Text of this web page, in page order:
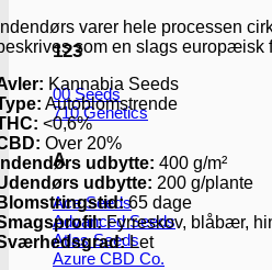
123
00 Seeds
710 Genetics
A
Ace Seeds
Advanced Seeds
Atlas Seeds
Azure CBD Co.
varer hele processen
som en slags europæisk
Kannabia Seeds
Autoblomstrende
<0,6%
Over 20%
udbytte: 400 g/m²
udbytte: 200 g/plante
65 dage
Fyrreskov, blåbær,
Let